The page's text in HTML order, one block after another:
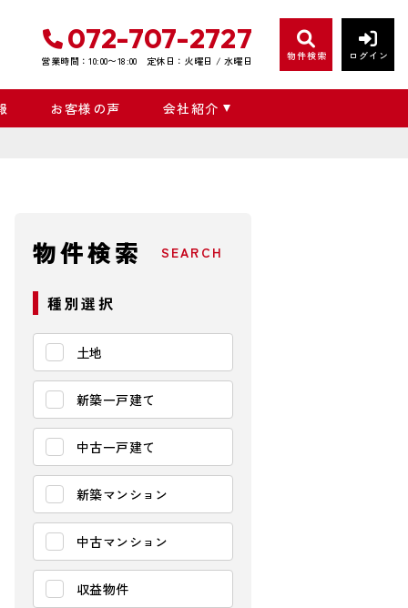
072-707-2727
営業時間：10:00〜18:00 定休日：火曜日 / 水曜日 物件検索 ログイン
お客様の声 会社紹介
物件検索 SEARCH
種別選択
土地
新築一戸建て
中古一戸建て
新築マンション
中古マンション
収益物件